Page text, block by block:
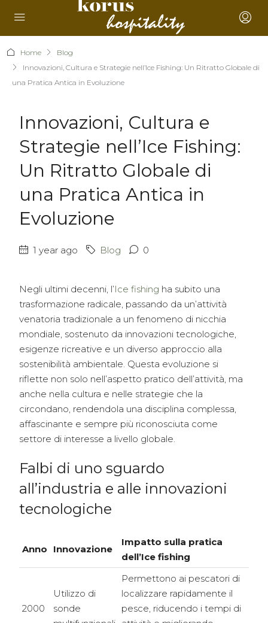
Home
Blog
Innovazioni, Cultura e Strategie nell’Ice Fishing: Un Ritratto Globale di
una Pratica Antica in Evoluzione
Innovazioni, Cultura e
Strategie nell’Ice Fishing:
Un Ritratto Globale di
una Pratica Antica in
Evoluzione
1 year ago Blog 0
Negli ultimi decenni, l’Ice fishing ha subito una
trasformazione radicale, passando da un’attività
venatoria tradizionale a un fenomeno di nicchia
mondiale, sostenuto da innovazioni tecnologiche,
esigenze ricreative e un diverso approccio alla
sostenibilità ambientale. Questa evoluzione si
riflette non solo nell’aspetto pratico dell’attività, ma
anche nella cultura e nelle strategie che la
circondano, rendendola una disciplina complessa,
affascinante e sempre più riconosciuta come
settore di interesse a livello globale.
Falbi di uno sguardo
all’industria e alle innovazioni
tecnologiche
Anno Innovazione
Impatto sulla pratica
dell’Ice fishing
2000
Utilizzo di
sonde
Permettono ai pescatori di
localizzare rapidamente il
pesce, riducendo i tempi di